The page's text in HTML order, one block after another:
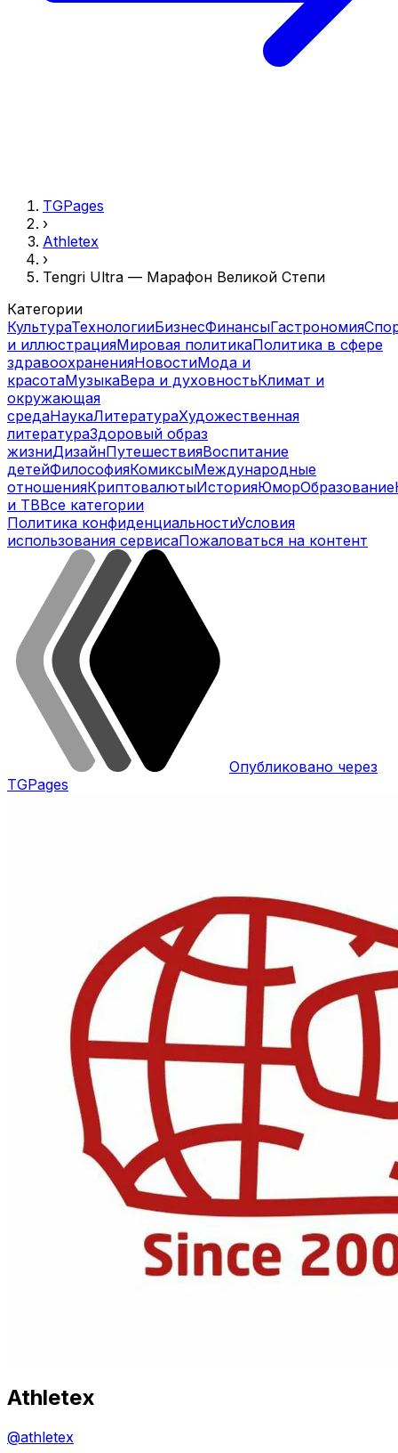
TGPages
›
Athletex
›
Tengri Ultra — Марафон Великой Степи
Категории
КультураТехнологииБизнесФинансыГастрономия
и иллюстрацияМировая политикаПолитика в сфере
здравоохраненияНовостиМода и
красотаМузыкаВера и духовностьКлимат и
окружающая
средаНаукаЛитератураХудожественная
литератураЗдоровый образ
жизниДизайнПутешествияВоспитание
детейФилософияКомиксыМеждународные
отношенияКриптовалютыИсторияЮморОбразование
и ТВВсе категории
Политика конфиденциальностиУсловия
использования сервисаПожаловаться на контент
Опубликовано через
TGPages
Athletex
@athletex